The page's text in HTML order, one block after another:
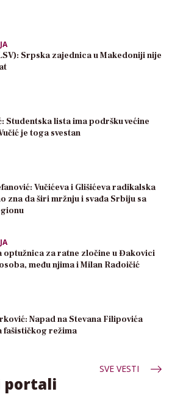
Srpska zajednica u Makedoniji nije
Studentska lista ima podršku većine
je toga svestan
Vučićeva i Glišićeva radikalska
zna da širi mržnju i svađa Srbiju sa
optužnica za ratne zločine u Đakovici
među njima i Milan Radoičić
Napad na Stevana Filipovića
fašističkog režima
SVE VESTI
portali